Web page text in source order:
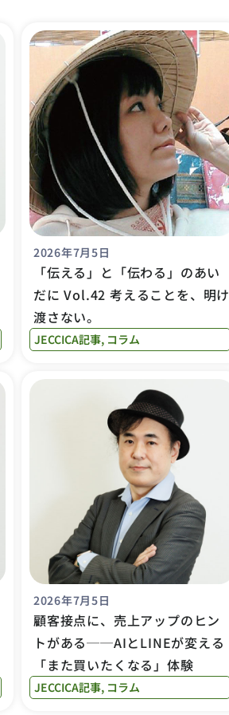
2026年7月5日
「伝える」と「伝わる」のあい
だに Vol.42 考えることを、明け
渡さない。
JECCICA記事, コラム
2026年7月5日
顧客接点に、売上アップのヒン
トがある──AIとLINEが変える
「また買いたくなる」体験
JECCICA記事, コラム